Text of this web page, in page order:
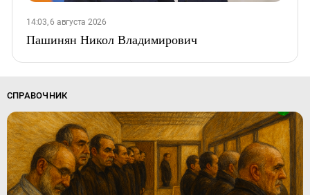
14:03, 6 августа 2026
Пашинян Никол Владимирович
СПРАВОЧНИК